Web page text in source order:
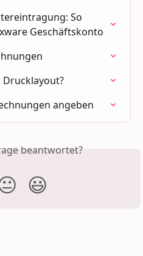
So
Geschäftskonto
angeben
beantwortet?
😃